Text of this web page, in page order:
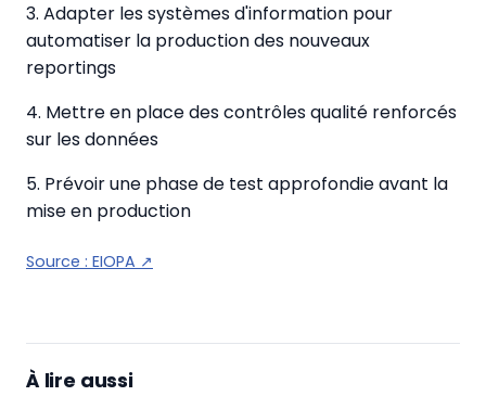
3. Adapter les systèmes d'information pour
automatiser la production des nouveaux
reportings
4. Mettre en place des contrôles qualité renforcés
sur les données
5. Prévoir une phase de test approfondie avant la
mise en production
Source : EIOPA ↗
À lire aussi